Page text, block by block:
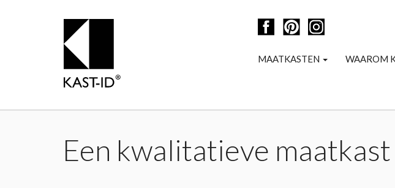
MAATKASTEN WAAROM
Een kwalitatieve